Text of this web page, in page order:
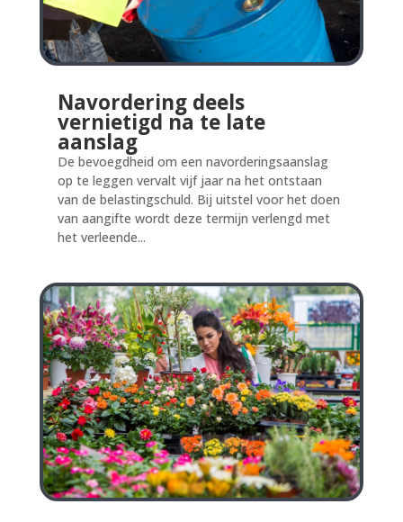
Navordering deels
vernietigd na te late
aanslag
De bevoegdheid om een navorderingsaanslag
op te leggen vervalt vijf jaar na het ontstaan
van de belastingschuld. Bij uitstel voor het doen
van aangifte wordt deze termijn verlengd met
het verleende...